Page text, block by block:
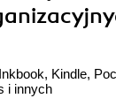
Kindle,
i innych